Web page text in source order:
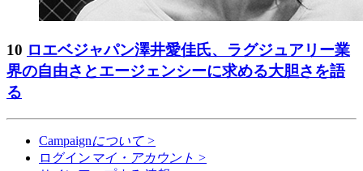
10 ロエベジャパン澤井愛佳氏、ラグジュアリー業
界の自由さとエージェンシーに求める大胆さを語
る
Campaignについて >
ログイン マイ・アカウント >